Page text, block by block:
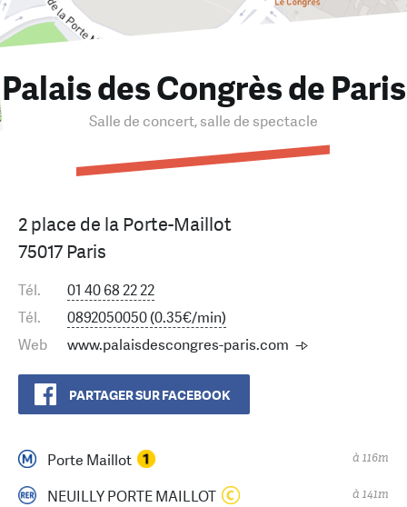
Palais des Congrès de Paris
Salle de concert, salle de spectacle
2 place de la Porte-Maillot
75017 Paris
Tél.
01 40 68 22 22
Tél.
0892050050 (0.35€/min)
Web
www.palaisdescongres-paris.com
PARTAGER SUR FACEBOOK
Porte Maillot à 116m
NEUILLY PORTE MAILLOT à 141m